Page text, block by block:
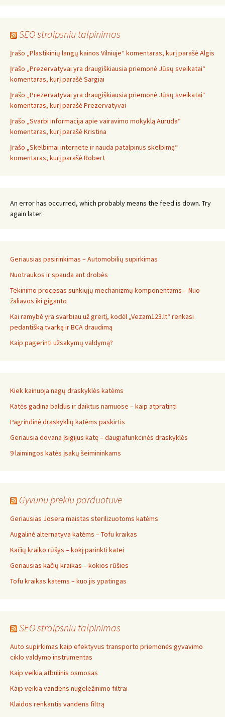
SEO straipsniu talpinimas
Įrašo „Plastikinių langų kainos Vilniuje“ komentaras, kurį parašė Algis
Įrašo „Prezervatyvai yra draugiškiausia priemonė Jūsų sveikatai“
komentaras, kurį parašė Sargiai
Įrašo „Prezervatyvai yra draugiškiausia priemonė Jūsų sveikatai“
komentaras, kurį parašė Prezervatyvai
Įrašo „Svarbi informacija apie vairavimo mokyklą Auruda“
komentaras, kurį parašė Kristina
Įrašo „Skelbimai internete ir nauda patalpinus skelbimą“
komentaras, kurį parašė Robert
An error has occurred, which probably means the feed is down. Try
again later.
Geriausias pasirinkimas – Automobilių supirkimas
Nuotraukos ir spauda ant drobės
Tekinimo procesas sunkiųjų mechanizmų komponentams – Nuo
žaliavos iki giganto
Kai ramybė yra svarbiau už greitį, kodėl „Vezam123.lt“ renkasi
pedantišką tvarką ir BCA draudimą
Kaip pagerinti užsakymų valdymą?
Kiek kainuoja nagų draskyklės katėms
Katės gadina baldus ir daiktus namuose – kaip atpratinti
Pagrindinė draskyklių katėms paskirtis
Geriausia dovana įsigijus katę – daugiafunkcinės draskyklės
9 laimingos katės įsakų šeimininkams
Gyvunu prekiu parduotuve
Geriausias Josera maistas sterilizuotoms katėms
Augalinė alternatyva katėms – Tofu kraikas
Kačių kraiko rūšys – kokį parinkti katei
Geriausias kačių kraikas – kokios rūšies
Tofu kraikas katėms – kuo jis ypatingas
SEO straipsniu talpinimas
Auto supirkimas kaip efektyvus transporto priemonės gyvavimo
ciklo valdymo instrumentas
Kaip veikia atbulinis osmosas
Kaip veikia vandens nugeležinimo filtrai
Klaidos renkantis vandens filtrą